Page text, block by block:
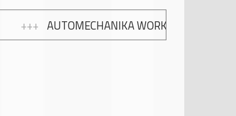
GRATIS WEITERBILDUNG ZUR